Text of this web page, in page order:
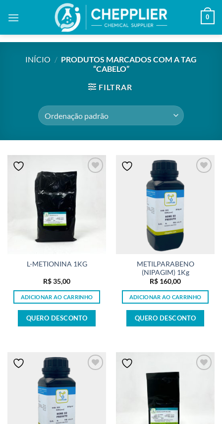
0
INÍCIO / PRODUTOS MARCADOS COM A TAG
“CABELO”
FILTRAR
L-METIONINA 1KG
R$35,00
ADICIONAR AO CARRINHO
QUERO DESCONTO
METILPARABENO
(NIPAGIM) 1Kg
R$ 160,00
ADICIONAR AO CARRINHO
QUERO DESCONTO